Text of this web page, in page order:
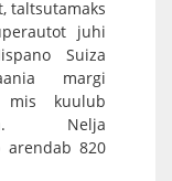
taltsutamaks
juhi
Suiza
margi
mis kuulub
Nelja
arendab 820